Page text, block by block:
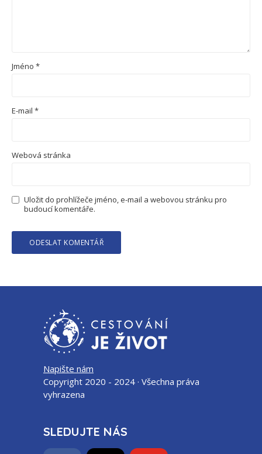
Jméno *
E-mail *
Webová stránka
Uložit do prohlížeče jméno, e-mail a webovou stránku pro
budoucí komentáře.
Napište nám
Copyright 2020 - 2024 · Všechna práva
vyhrazena
SLEDUJTE NÁS